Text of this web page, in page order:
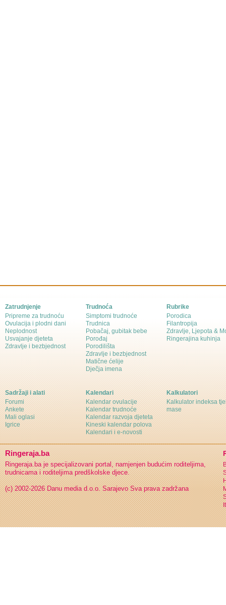
Zatrudnjenje
Pripreme za trudnoću
Ovulacija i plodni dani
Neplodnost
Usvajanje djeteta
Zdravlje i bezbjednost
Trudnoća
Simptomi trudnoće
Trudnica
Pobačaj, gubitak bebe
Porođaj
Porodilišta
Zdravlje i bezbjednost
Matične ćelije
Dječja imena
Rubrike
Porodica
Filantropija
Zdravlje, Ljepota &
Ringerajina kuhinja
Sadržaji i alati
Forumi
Ankete
Mali oglasi
Igrice
Kalendari
Kalendar ovulacije
Kalendar trudnoće
Kalendar razvoja djeteta
Kineski kalendar polova
Kalendari i e-novosti
Kalkulatori
Kalkulator indeksa
mase
Ringeraja.ba
Ringeraja.ba je specijalizovani portal, namjenjen budućim roditeljima,
trudnicama i roditeljima predškolske djece.
(c) 2002-2026 Danu media d.o.o. Sarajevo Sva prava zadržana